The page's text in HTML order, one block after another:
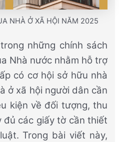
NHÀ Ở XÃ HỘI NĂM 2025
những chính sách
Nhà nước nhằm hỗ trợ
có cơ hội sở hữu nhà
ở xã hội người dân cần
kiện về đối tượng, thu
đủ các giấy tờ cần thiết
Trong bài viết này,